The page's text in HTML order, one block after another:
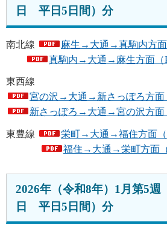
日 平日5日間）分
南北線
麻生→大通→真駒内方面
真駒内→大通→麻生方面（
東西線
宮の沢→大通→新さっぽろ方面
新さっぽろ→大通→宮の沢方面
東豊線
栄町→大通→福住方面（
福住→大通→栄町方面（
2026年（令和8年）1月第5週
日 平日5日間）分